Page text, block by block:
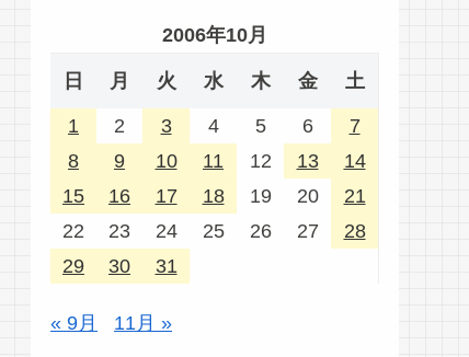
2006年10月
日 月 火 水 木 金 土
1 2 3 4 5 6
7
8
9 10 11 12 13
14
15
16 17 18 19 20
21
22
23 24 25 26 27
28
29
30 31
« 9月 11月 »